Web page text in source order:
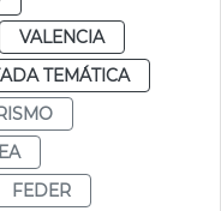
VALENCIA
TEMÁTICA
FEDER